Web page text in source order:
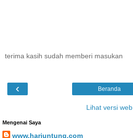
terima kasih sudah memberi masukan
‹ Beranda
Lihat versi web
Mengenai Saya
www.hariuntung.com